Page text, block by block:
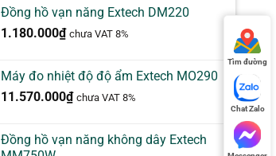
đánh giá
Đồng hồ vạn năng Extech DM220
1.180.000₫ chưa VAT 8%
Máy đo nhiệt độ độ ẩm Extech MO290
11.570.000₫ chưa VAT 8%
Đồng hồ vạn năng không dây Extech
Tìm đường
Chat Zalo